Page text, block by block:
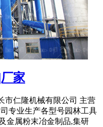
家
市仁隆机械有限公司 主营
专业生产各型号园林工具
金属粉末冶金制品,集研